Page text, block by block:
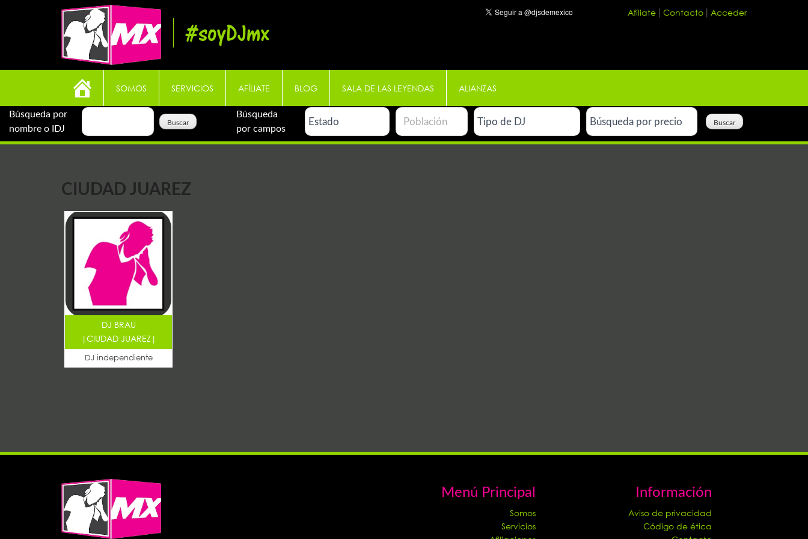
#soyDJmx
Afíliate Contacto Acceder
SOMOS SERVICIOS AFÍLIATE BLOG SALA DE LAS LEYENDAS ALIANZAS
Búsqueda por
nombre o IDJ
Búsqueda
por campos
CIUDAD JUAREZ
DJ BRAU
|CIUDAD JUAREZ |
DJ independiente
Menú Principal
Somos
Servicios
Información
Aviso de privacidad
Código de ética